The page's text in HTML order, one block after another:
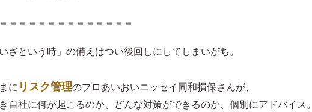
＝＝＝＝＝＝＝＝＝＝＝＝＝
ざという時」の備えはつい後回しにしてしまいがち。
に リスク管理のプロあいおいニッセイ同和損保さんが、
自社に何が起こるのか、どんな対策ができるのか、個別にアドバイス。